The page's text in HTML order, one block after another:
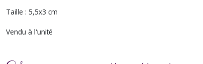
Taille : 5,5x3 cm
Vendu à l'unité